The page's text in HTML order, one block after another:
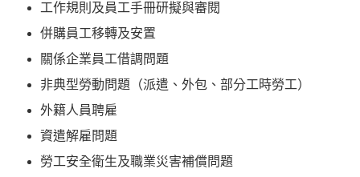
工作規則及員工手冊研擬與審閱
併購員工移轉及安置
關係企業員工借調問題
非典型勞動問題（派遣、外包、部分工時勞工）
外籍人員聘雇
資遣解雇問題
勞工安全衛生及職業災害補償問題